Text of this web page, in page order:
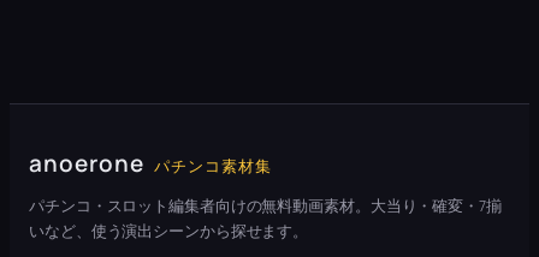
anoerone パチンコ素材集
パチンコ・スロット編集者向けの無料動画素材。大当り・確変・7揃
いなど、使う演出シーンから探せます。